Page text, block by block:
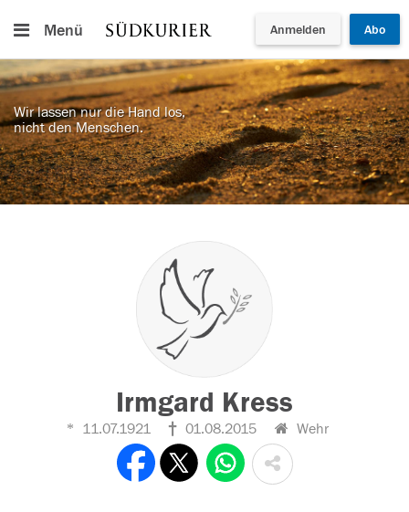
Menü Anmelden Abo
Wir lassen nur die Hand los,
nicht den Menschen.
Irmgard Kress
11.07.1921 01.08.2015 Wehr